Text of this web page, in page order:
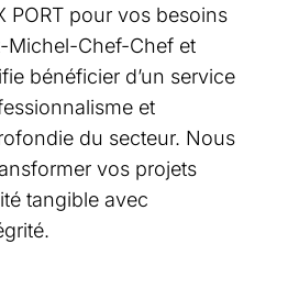
PORT pour vos besoins
Michel-Chef-Chef et
bénéficier d’un service
et
du secteur. Nous
vos projets
tangible avec